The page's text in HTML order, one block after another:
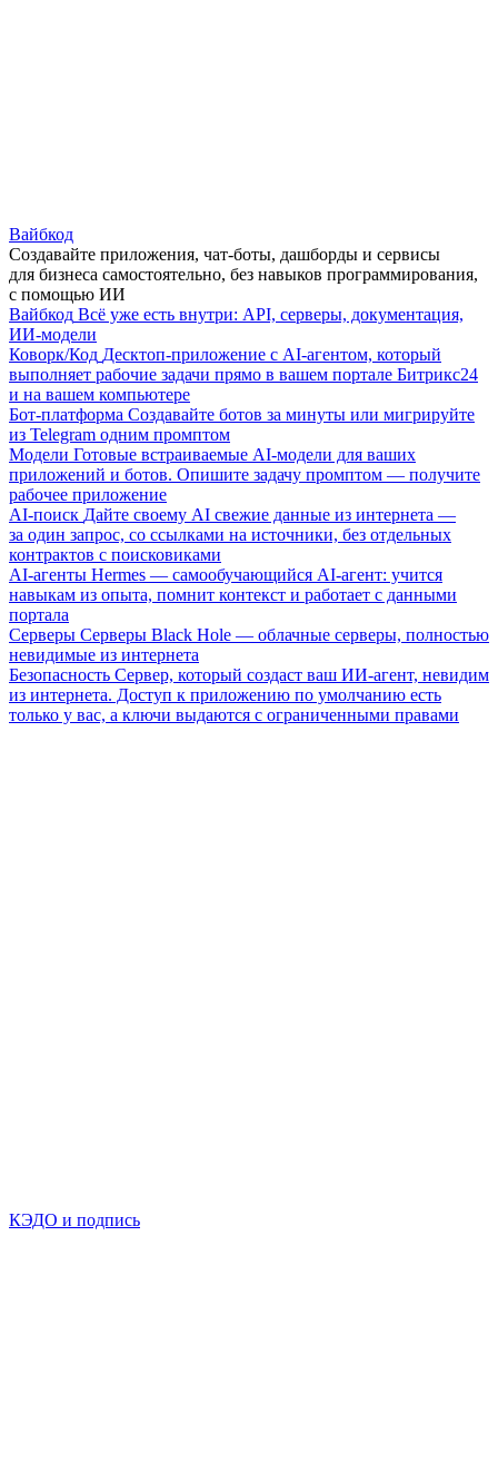
Вайбкод
Создавайте приложения, чат-боты, дашборды и сервисы
для бизнеса самостоятельно, без навыков программирования,
с помощью ИИ
Вайбкод Всё уже есть внутри: API, серверы, документация,
ИИ-модели
Коворк/Код Десктоп-приложение с AI-агентом, который
выполняет рабочие задачи прямо в вашем портале Битрикс24
и на вашем компьютере
Бот-платформа Создавайте ботов за минуты или мигрируйте
из Telegram одним промптом
Модели Готовые встраиваемые AI-модели для ваших
приложений и ботов. Опишите задачу промптом — получите
рабочее приложение
AI-поиск Дайте своему AI свежие данные из интернета —
за один запрос, со ссылками на источники, без отдельных
контрактов с поисковиками
AI-агенты Hermes — самообучающийся AI-агент: учится
навыкам из опыта, помнит контекст и работает с данными
портала
Серверы Серверы Black Hole — облачные серверы, полностью
невидимые из интернета
Безопасность Сервер, который создаст ваш ИИ-агент, невидим
из интернета. Доступ к приложению по умолчанию есть
только у вас, а ключи выдаются с ограниченными правами
КЭДО и подпись